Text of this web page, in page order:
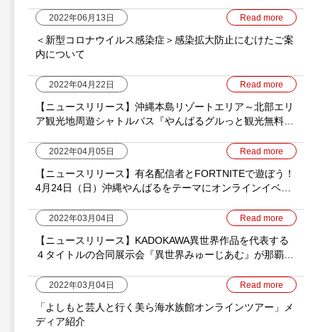
2022年06月13日 Read more
＜新型コロナウイルス感染症＞感染拡大防止にむけたご案
内について
2022年04月22日 Read more
【ニュースリリース】沖縄本島リゾートエリア～北部エリ
ア観光地周遊シャトルバス『やんばるグルっと観光無料シ
2022年04月05日 Read more
【ニュースリリース】有名配信者とFORTNITEで遊ぼう！
4月24日（日）沖縄やんばるをテーマにオンラインイベン
2022年03月04日 Read more
【ニュースリリース】KADOKAWA異世界作品を代表する
４タイトルの合同展示会『異世界みゅーじあむ』が那覇空
2022年03月04日 Read more
「よしもと芸人と行く美ら海水族館オンラインツアー」メ
ディア紹介